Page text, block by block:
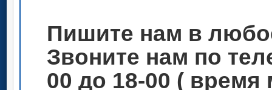
Пишите нам в
Звоните нам по
00 до 18-00 ( время